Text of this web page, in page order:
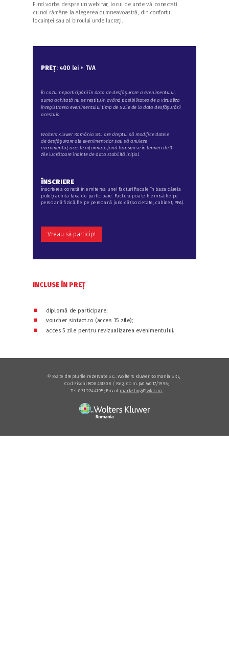
© Toate drepturile rezervate S.C. Wolters Kluwer Romania SRL;
Cod Fiscal RO8451308 / Reg. Com. J40/4017/1996;
Tel: 031.224.41.95; Email: marketing@wkro.ro
Fiind vorba despre un webinar, locul de unde vă conectați
cu noi rămâne la alegerea dumneavoastră, din confortul
locuinței sau al biroului unde lucrați.
INCLUSE ÎN PREȚ
⏹ diplomă de participare;
⏹
voucher sintact.ro (acces 15 zile);
⏹
acces 5 zile pentru revizualizarea evenimentului.
În cazul neparticipării în data de desfășurare a evenimentului,
suma achitată nu se restituie, având posibilitatea de a vizualiza
înregistrarea evenimentului timp de 5 zile de la data desfășurării
acestuia.
Wolters Kluwer România SRL are dreptul să modifice datele
de desfășurare ale evenimentelor sau să anuleze
evenimentul, aceste informații fiind transmise în termen de 3
zile lucrătoare înainte de data stabilită inițial.
ÎNSCRIERE
Înscrierea constă în emiterea unei facturi fiscale în baza căreia
puteți achita taxa de participare. Factura poate fi emisă fie pe
persoană fizică, fie pe persoană juridică (societate, cabinet, PFA).
PREȚ: 400 lei + TVA
Vreau să particip!